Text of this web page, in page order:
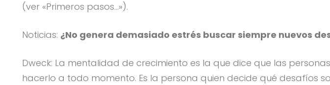
(ver «Primeros pasos…»).
Noticias: ¿No genera demasiado estrés buscar siempre nuevos
Dweck: La mentalidad de crecimiento es la que dice que las
hacerlo a todo momento. Es la persona quien decide qué desafíos